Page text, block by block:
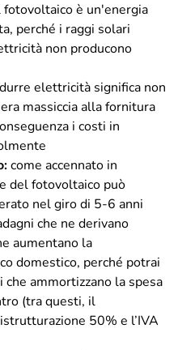
fotovoltaico è un'energia
perché i raggi solari
non producono
elettricità significa non
massiccia alla fornitura
i costi in
come accennato in
del fotovoltaico può
nel giro di 5-6 anni
che ne derivano
aumentano la
domestico, perché potrai
ammortizzano la spesa
(tra questi, il
50% e l’IVA